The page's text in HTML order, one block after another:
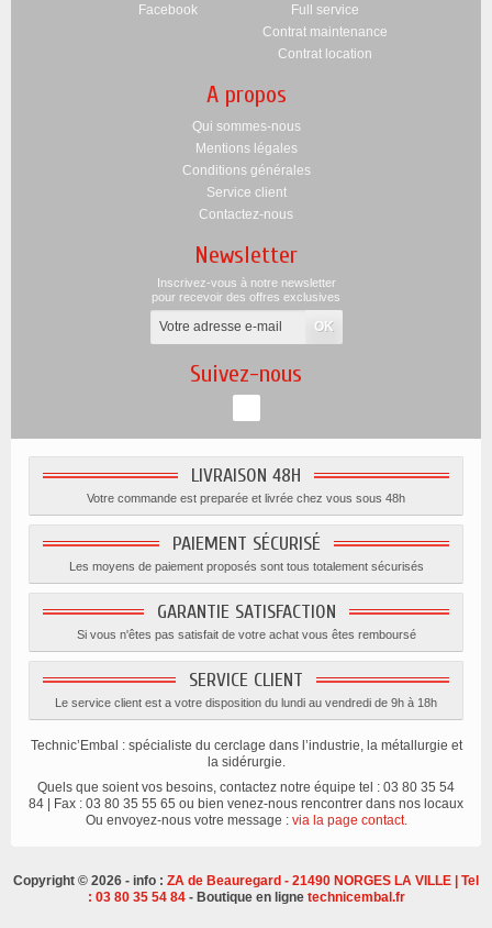
Facebook
Full service
Contrat maintenance
Contrat location
A propos
Qui sommes-nous
Mentions légales
Conditions générales
Service client
Contactez-nous
Newsletter
Inscrivez-vous à notre newsletter
pour recevoir des offres exclusives
Suivez-nous
LIVRAISON 48H
Votre commande est preparée et livrée chez vous sous 48h
PAIEMENT SÉCURISÉ
Les moyens de paiement proposés sont tous totalement sécurisés
GARANTIE SATISFACTION
Si vous n'êtes pas satisfait de votre achat vous êtes remboursé
SERVICE CLIENT
Le service client est a votre disposition du lundi au vendredi de 9h à 18h
Technic’Embal : spécialiste du cerclage dans l’industrie, la métallurgie et
la sidérurgie.
Quels que soient vos besoins, contactez notre équipe tel : 03 80 35 54
84 | Fax : 03 80 35 55 65 ou bien venez-nous rencontrer dans nos locaux
Ou envoyez-nous votre message : via la page contact.
Copyright © 2026 - info : ZA de Beauregard - 21490 NORGES LA VILLE | Tel
: 03 80 35 54 84- Boutique en ligne technicembal.fr